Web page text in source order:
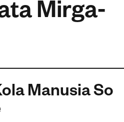
Mirga-
Manusia So